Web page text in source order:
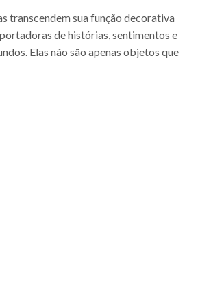
transcendem sua função decorativa
de histórias, sentimentos e
Elas não são apenas objetos que